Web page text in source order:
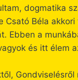
dogmatika
Csató Béla
Ebben a
és itt élem